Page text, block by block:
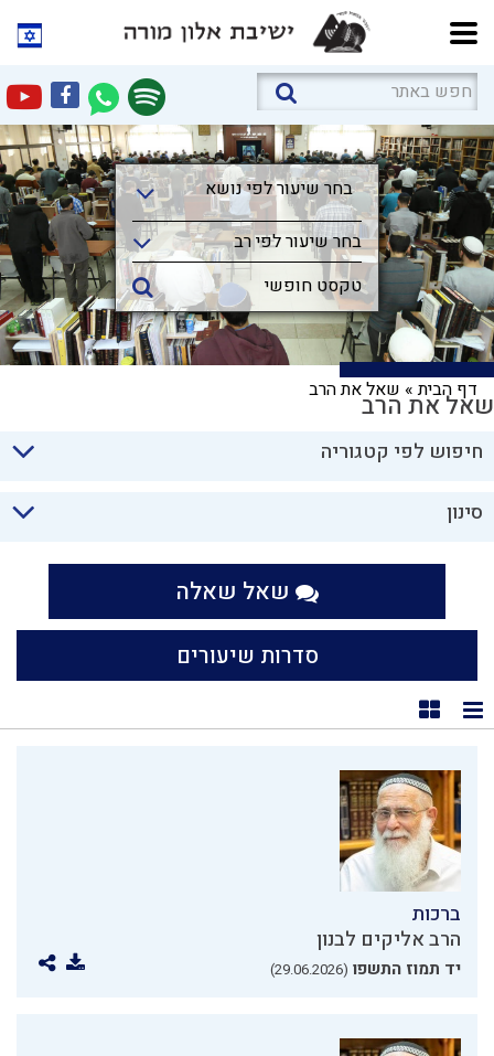
בחר שיעור לפי נושא
בחר שיעור לפי נושא
בחר שיעור לפי רב
דף הבית» שאל את הרבשאל את הרב
חיפוש לפי קטגוריה
סינון
שאל שאלה
סדרות שיעורים
תצוגת רשימה
תצוגת קוביות
ברכות
הרב אליקים לבנון
יד תמוז התשפו (29.06.2026)